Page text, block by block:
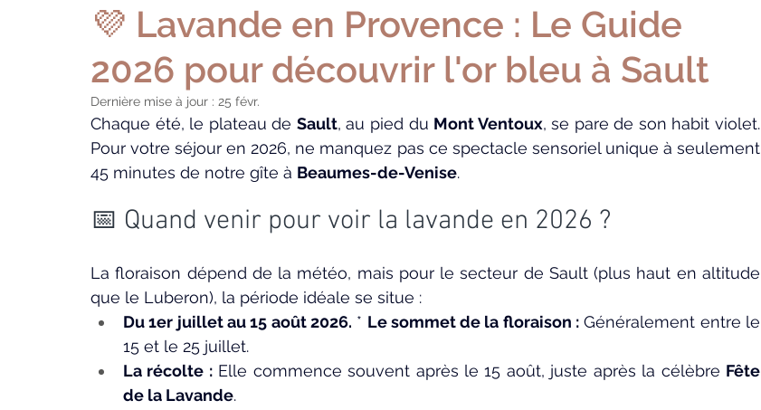
💜 Lavande en Provence : Le Guide
2026 pour découvrir l'or bleu à Sault
Dernière mise à jour : 25 févr.
Chaque été, le plateau de Sault, au pied du Mont Ventoux, se pare de son habit violet.
Pour votre séjour en 2026, ne manquez pas ce spectacle sensoriel unique à seulement
45 minutes de notre gîte à Beaumes-de-Venise.
📅 Quand venir pour voir la lavande en 2026 ?
La floraison dépend de la météo, mais pour le secteur de Sault (plus haut en altitude
que le Luberon), la période idéale se situe :
Du 1er juillet au 15 août 2026. * Le sommet de la floraison : Généralement entre le
15 et le 25 juillet.
La récolte : Elle commence souvent après le 15 août, juste après la célèbre Fête
de la Lavande.